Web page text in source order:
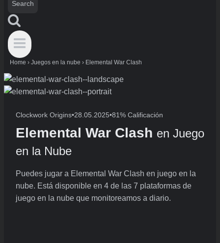
Home › Juegos en la nube › Elemental War Clash
Clockwork Origins•28.05.2025•81% Calificación
Elemental War Clash en Juego
en la Nube
Puedes jugar a Elemental War Clash en juego en la
nube. Está disponible en 4 de las 7 plataformas de
juego en la nube que monitoreamos a diario.